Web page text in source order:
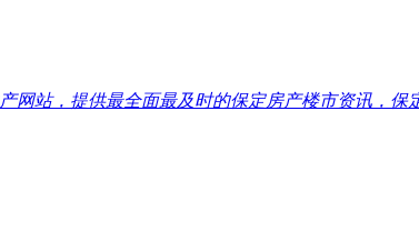
网站，提供最全面最及时的保定房产楼市资讯，